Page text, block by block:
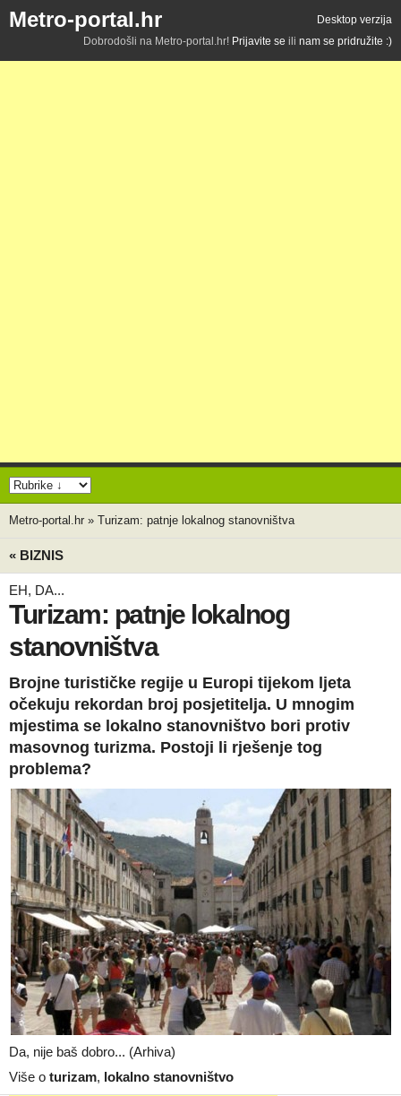
Metro-portal.hr
Desktop verzija
Dobrodošli na Metro-portal.hr! Prijavite se ili nam se pridružite :)
Metro-portal.hr » Turizam: patnje lokalnog stanovništva
« BIZNIS
EH, DA...
Turizam: patnje lokalnog
stanovništva
Brojne turističke regije u Europi tijekom ljeta
očekuju rekordan broj posjetitelja. U mnogim
mjestima se lokalno stanovništvo bori protiv
masovnog turizma. Postoji li rješenje tog
problema?
Da, nije baš dobro... (Arhiva)
Više o turizam, lokalno stanovništvo